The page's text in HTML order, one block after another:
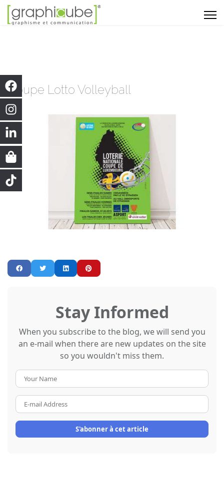
Coupe Lotto Volleyball
Stay Informed
When you subscribe to the blog, we will send you
an e-mail when there are new updates on the site
so you wouldn't miss them.
Name
mail
Address
S'abonner à cet article